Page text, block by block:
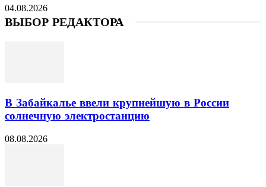
04.08.2026
ВЫБОР РЕДАКТОРА
В Забайкалье ввели крупнейшую в России
солнечную электростанцию
08.08.2026